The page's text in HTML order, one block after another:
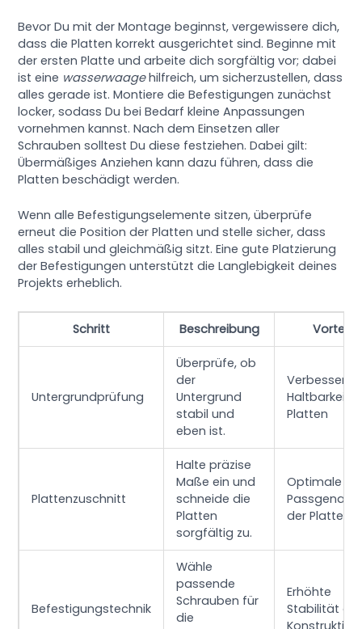
Bevor Du mit der Montage beginnst, vergewissere dich,
dass die Platten korrekt ausgerichtet sind. Beginne mit
der ersten Platte und arbeite dich sorgfältig vor; dabei
ist eine wasserwaagehilfreich, um sicherzustellen, dass
alles gerade ist. Montiere die Befestigungen zunächst
locker, sodass Du bei Bedarf kleine Anpassungen
vornehmen kannst. Nach dem Einsetzen aller
Schrauben solltest Du diese festziehen. Dabei gilt:
Übermäßiges Anziehen kann dazu führen, dass die
Platten beschädigt werden.
Wenn alle Befestigungselemente sitzen, überprüfe
erneut die Position der Platten und stelle sicher, dass
alles stabil und gleichmäßig sitzt. Eine gute Platzierung
der Befestigungen unterstützt die Langlebigkeit deines
Projekts erheblich.
Schritt Beschreibung Vorteile
Untergrundprüfung
Überprüfe, ob
der
Untergrund
stabil und
eben ist.
Verbesserte
Haltbarkeit
Platten
Plattenzuschnitt
Halte präzise
Maße ein und
schneide die
Platten
sorgfältig zu.
Optimale
der Platten
Befestigungstechnik
Wähle
passende
Schrauben für
die
Erhöhte
Stabilität der
Konstruktion